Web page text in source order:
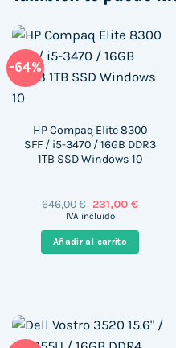
-64%
HP Compaq Elite 8300
SFF / i5-3470 / 16GB DDR3
1TB SSD Windows 10
646,00€ El
precio
era:
646,00 €.
231,00 €El
es:
231,00 €.
IVA incluido
Añadir al carrito